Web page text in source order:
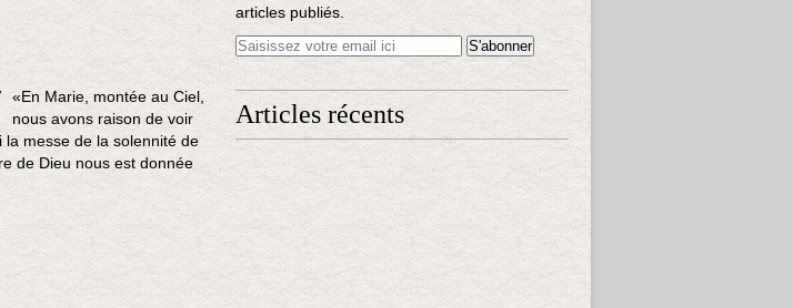
«En Marie, montée au Ciel,
nous avons raison de voir
messe de la solennité de
de Dieu nous est donnée
articles publiés.
Articles récents